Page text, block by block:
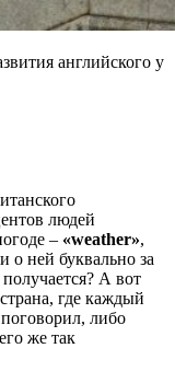
английского у
людей
– «weather»,
о ней буквально за
А вот
страна, где каждый
либо
же так